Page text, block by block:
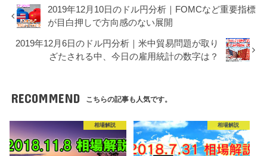
2019年12月10日のドル円分析｜FOMCなど重要指標
が目白押しで方向感のない展開
2019年12月6日のドル円分析｜米中貿易問題が取り
ざたされる中、今日の雇用統計の数字は？
RECOMMEND こちらの記事も人気です。
相場解説 相場解説